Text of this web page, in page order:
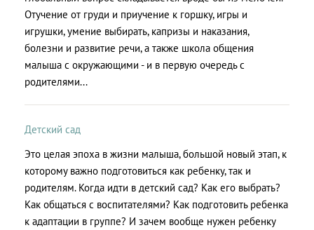
Отучение от груди и приучение к горшку, игры и
игрушки, умение выбирать, капризы и наказания,
болезни и развитие речи, а также школа общения
малыша с окружающими - и в первую очередь с
родителями...
Детский сад
Это целая эпоха в жизни малыша, большой новый этап, к
которому важно подготовиться как ребенку, так и
родителям. Когда идти в детский сад? Как его выбрать?
Как общаться с воспитателями? Как подготовить ребенка
к адаптации в группе? И зачем вообще нужен ребенку